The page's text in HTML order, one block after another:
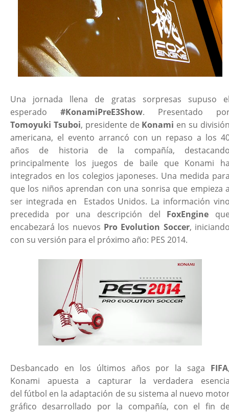
Una jornada llena de gratas sorpresas supuso
esperado #KonamiPreE3Show. Presentado
Tomoyuki Tsuboi, presidente de Konami en su
americana, el evento arrancó con un repaso a los
años de historia de la compañía,
principalmente los juegos de baile que Konami
integrados en los colegios japoneses. Una medida
que los niños aprendan con una sonrisa que empieza
ser integrada en Estados Unidos. La información
precedida por una descripción del FoxEngine
encabezará los nuevos Pro Evolution Soccer,
con su versión para el próximo año: PES 2014.
Desbancado en los últimos años por la saga FIFA
Konami apuesta a capturar la verdadera
del fútbol en la adaptación de su sistema al nuevo
gráfico desarrollado por la compañía, con el fin